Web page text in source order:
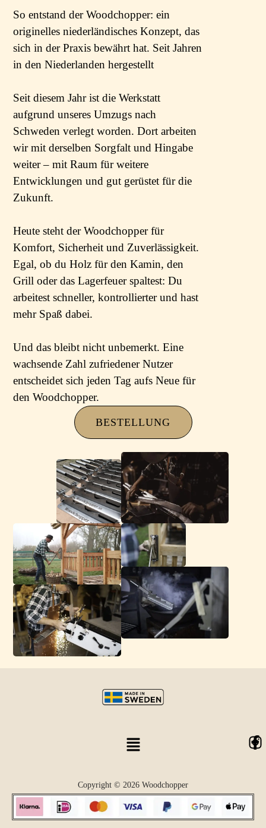
So entstand der Woodchopper: ein
originelles niederländisches Konzept, das
sich in der Praxis bewährt hat. Seit Jahren
in den Niederlanden hergestellt
Seit diesem Jahr ist die Werkstatt
aufgrund unseres Umzugs nach
Schweden verlegt worden. Dort arbeiten
wir mit derselben Sorgfalt und Hingabe
weiter – mit Raum für weitere
Entwicklungen und gut gerüstet für die
Zukunft.
Heute steht der Woodchopper für
Komfort, Sicherheit und Zuverlässigkeit.
Egal, ob du Holz für den Kamin, den
Grill oder das Lagerfeuer spaltest: Du
arbeitest schneller, kontrollierter und hast
mehr Spaß dabei.
Und das bleibt nicht unbemerkt. Eine
wachsende Zahl zufriedener Nutzer
entscheidet sich jeden Tag aufs Neue für
den Woodchopper.
BESTELLUNG
Copyright © 2026 Woodchopper